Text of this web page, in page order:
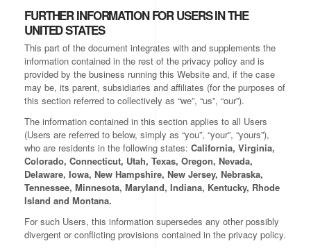
FURTHER INFORMATION FOR USERS IN THE
UNITED STATES
This part of the document integrates with and supplements the
information contained in the rest of the privacy policy and is
provided by the business running this Website and, if the case
may be, its parent, subsidiaries and affiliates (for the purposes of
this section referred to collectively as “we”, “us”, “our”).
The information contained in this section applies to all Users
(Users are referred to below, simply as “you”, “your”, “yours”),
who are residents in the following states: California, Virginia,
Colorado, Connecticut, Utah, Texas, Oregon, Nevada,
Delaware, Iowa, New Hampshire, New Jersey, Nebraska,
Tennessee, Minnesota, Maryland, Indiana, Kentucky, Rhode
Island and Montana.
For such Users, this information supersedes any other possibly
divergent or conflicting provisions contained in the privacy policy.